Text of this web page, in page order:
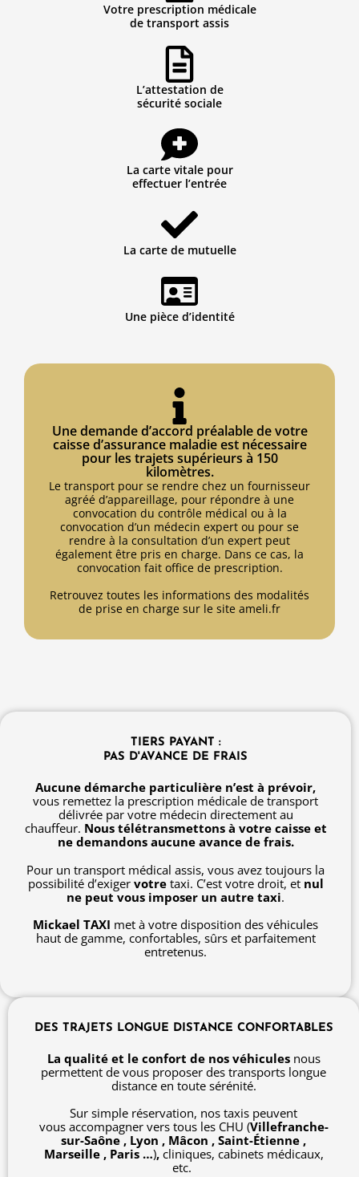
Votre prescription médicale
de transport assis
L’attestation de
sécurité sociale
La carte vitale pour
effectuer l’entrée
La carte de mutuelle
Une pièce d’identité
Une demande d’accord préalable de votre
caisse d’assurance maladie est nécessaire
pour les trajets supérieurs à 150
kilomètres.
Le transport pour se rendre chez un fournisseur
agréé d’appareillage, pour répondre à une
convocation du contrôle médical ou à la
convocation d’un médecin expert ou pour se
rendre à la consultation d’un expert peut
également être pris en charge. Dans ce cas, la
convocation fait office de prescription.
Retrouvez toutes les informations des modalités
de prise en charge sur le site ameli.fr
TIERS PAYANT :
PAS D'AVANCE DE FRAIS
Aucune démarche particulière n’est à prévoir,
vous remettez la prescription médicale de transport
délivrée par votre médecin directement au
chauffeur. Nous télétransmettons à votre caisse et
ne demandons aucune avance de frais.
Pour un transport médical assis, vous avez toujours la
possibilité d’exiger votretaxi. C’est votre droit, et nul
ne peut vous imposer un autre taxi.
Mickael TAXI met à votre disposition des véhicules
haut de gamme, confortables, sûrs et parfaitement
entretenus.
DES TRAJETS LONGUE DISTANCE CONFORTABLES
La qualité et le confort de nos véhicules nous
permettent de vous proposer des transports longue
distance en toute sérénité.
Sur simple réservation, nos taxis peuvent
vous accompagner vers tous les CHU (Villefranche-
sur-Saône , Lyon , Mâcon , Saint-Étienne ,
Marseille , Paris …), cliniques, cabinets médicaux,
etc.